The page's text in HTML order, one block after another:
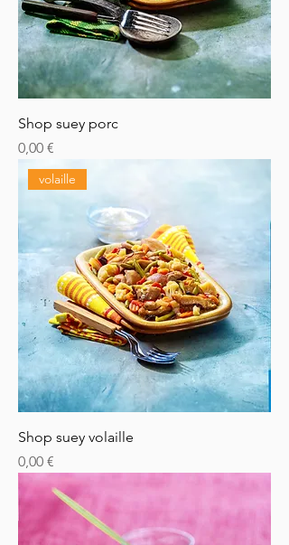
Shop suey porc
Prix
0,00 €
volaille
Shop suey volaille
Prix
0,00 €